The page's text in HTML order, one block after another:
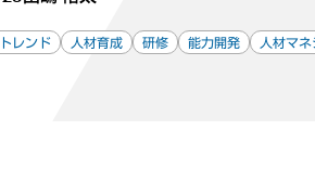
レンド 人材育成 研修 能力開発 人材マ